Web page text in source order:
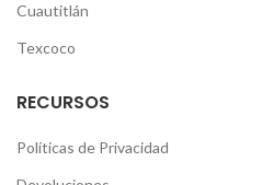
Cuautitlán
Texcoco
RECURSOS
Políticas de Privacidad